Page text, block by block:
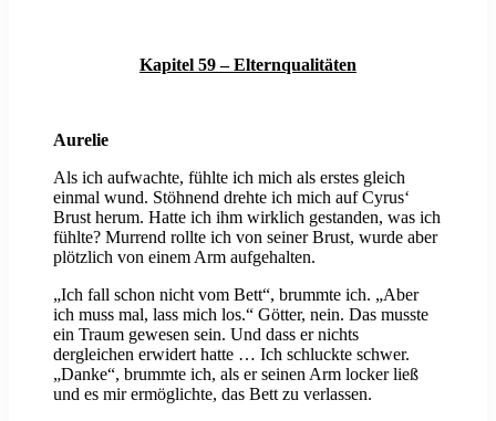
Kapitel 59 – Elternqualitäten
Aurelie
Als ich aufwachte, fühlte ich mich als erstes gleich
einmal wund. Stöhnend drehte ich mich auf Cyrus‘
Brust herum. Hatte ich ihm wirklich gestanden, was ich
fühlte? Murrend rollte ich von seiner Brust, wurde aber
plötzlich von einem Arm aufgehalten.
„Ich fall schon nicht vom Bett“, brummte ich. „Aber
ich muss mal, lass mich los.“ Götter, nein. Das musste
ein Traum gewesen sein. Und dass er nichts
dergleichen erwidert hatte … Ich schluckte schwer.
„Danke“, brummte ich, als er seinen Arm locker ließ
und es mir ermöglichte, das Bett zu verlassen.